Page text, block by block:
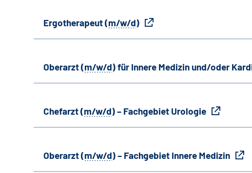
Ergotherapeut (m/w/d)
Oberarzt (m/w/d) für Innere Medizin und/oder
Chefarzt (m/w/d) – Fachgebiet Urologie
Oberarzt (m/w/d) – Fachgebiet Innere Medizin